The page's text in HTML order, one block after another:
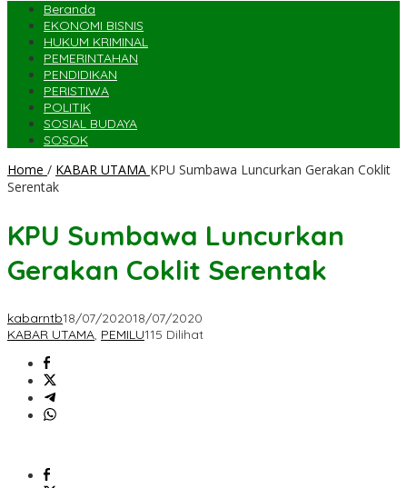
Beranda
EKONOMI BISNIS
HUKUM KRIMINAL
PEMERINTAHAN
PENDIDIKAN
PERISTIWA
POLITIK
SOSIAL BUDAYA
SOSOK
Home / KABAR UTAMA KPU Sumbawa Luncurkan Gerakan Coklit
Serentak
KPU Sumbawa Luncurkan
Gerakan Coklit Serentak
kabarntb18/07/202018/07/2020
KABAR UTAMA, PEMILU115 Dilihat